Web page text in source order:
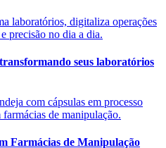
seus laboratórios
Farmácias de Manipulação